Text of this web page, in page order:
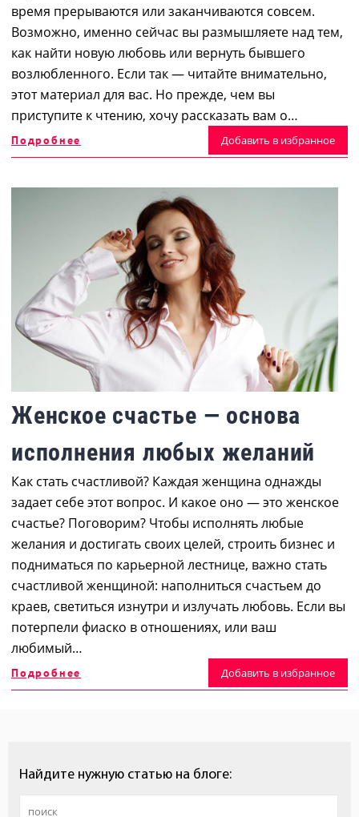
время прерываются или заканчиваются совсем.
Возможно, именно сейчас вы размышляете над тем,
как найти новую любовь или вернуть бывшего
возлюбленного. Если так ― читайте внимательно,
этот материал для вас. Но прежде, чем вы
приступите к чтению, хочу рассказать вам о…
Подробнее Добавить в избранное
Женское счастье — основа
исполнения любых желаний
Как стать счастливой? Каждая женщина однажды
задает себе этот вопрос. И какое оно — это женское
счастье? Поговорим? Чтобы исполнять любые
желания и достигать своих целей, строить бизнес и
подниматься по карьерной лестнице, важно стать
счастливой женщиной: наполниться счастьем до
краев, светиться изнутри и излучать любовь. Если вы
потерпели фиаско в отношениях, или ваш
любимый…
Подробнее Добавить в избранное
Найдите нужную статью на блоге: